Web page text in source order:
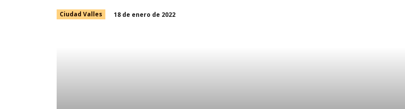
Ciudad Valles 18 de enero de 2022